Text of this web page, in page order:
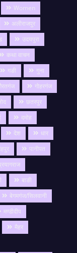
Women
अलीराजपुर
उदयपुरा
कथा वाचन
गङी
गुना
गोहरगंज
छतरपुर
दमोह
देश
धार
पानीपत
बाङी
बेगमगंज/सिलवानी
मण्डीदीप
मैहर